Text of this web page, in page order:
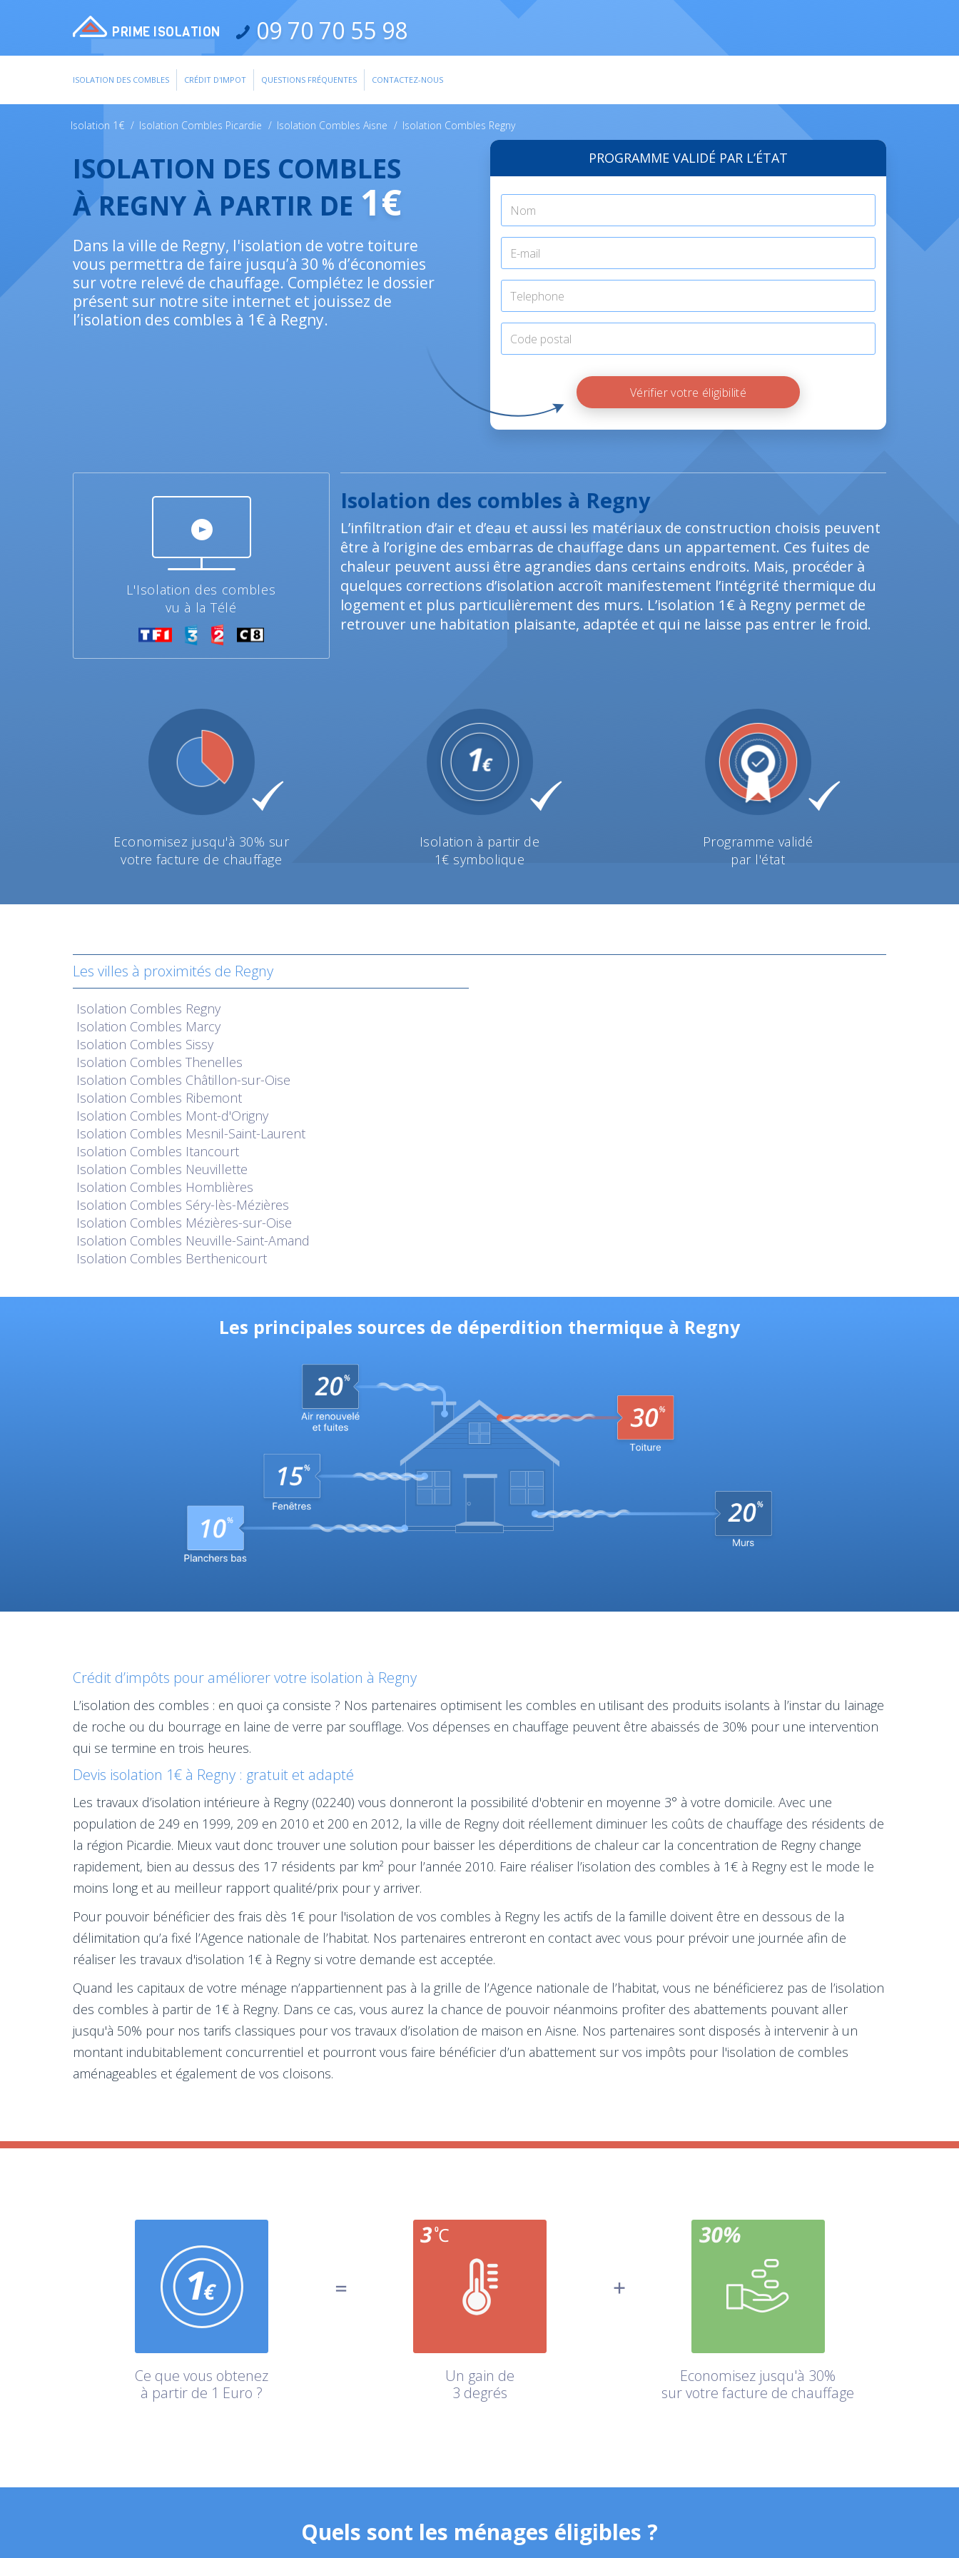
PRIME ISOLATION 09 70 70 55 98
ISOLATION DES COMBLES CRÉDIT D'IMPOT QUESTIONS FRÉQUENTES CONTACTEZ-NOUS
Isolation 1€ / Isolation Combles Picardie / Isolation Combles Aisne / Isolation Combles Regny
ISOLATION DES COMBLES
À REGNY À PARTIR DE 1€
Dans la ville de Regny, l'isolation de votre toiture
vous permettra de faire jusqu’à 30 % d’économies
sur votre relevé de chauffage. Complétez le dossier
présent sur notre site internet et jouissez de
l’isolation des combles à 1€ à Regny.
PROGRAMME VALIDÉ PAR L’ÉTAT
Vérifier votre éligibilité
L'Isolation des combles
vu à la Télé
Isolation des combles à Regny
L’infiltration d’air et d’eau et aussi les matériaux de construction choisis peuvent
être à l’origine des embarras de chauffage dans un appartement. Ces fuites de
chaleur peuvent aussi être agrandies dans certains endroits. Mais, procéder à
quelques corrections d’isolation accroît manifestement l’intégrité thermique du
logement et plus particulièrement des murs. L’isolation 1€ à Regny permet de
retrouver une habitation plaisante, adaptée et qui ne laisse pas entrer le froid.
Economisez jusqu'à 30% sur
votre facture de chauffage
Isolation à partir de
1€ symbolique
Programme validé
par l'état
Les villes à proximités de Regny
Isolation Combles Regny
Isolation Combles Marcy
Isolation Combles Sissy
Isolation Combles Thenelles
Isolation Combles Châtillon-sur-Oise
Isolation Combles Ribemont
Isolation Combles Mont-d'Origny
Isolation Combles Mesnil-Saint-Laurent
Isolation Combles Itancourt
Isolation Combles Neuvillette
Isolation Combles Homblières
Isolation Combles Séry-lès-Mézières
Isolation Combles Mézières-sur-Oise
Isolation Combles Neuville-Saint-Amand
Isolation Combles Berthenicourt
Les principales sources de déperdition thermique à Regny
Crédit d’impôts pour améliorer votre isolation à Regny
L’isolation des combles : en quoi ça consiste ? Nos partenaires optimisent les combles en utilisant des produits isolants à l’instar du lainage
de roche ou du bourrage en laine de verre par soufflage. Vos dépenses en chauffage peuvent être abaissés de 30% pour une intervention
qui se termine en trois heures.
Devis isolation 1€ à Regny : gratuit et adapté
Les travaux d’isolation intérieure à Regny (02240) vous donneront la possibilité d'obtenir en moyenne 3° à votre domicile. Avec une
population de 249 en 1999, 209 en 2010 et 200 en 2012, la ville de Regny doit réellement diminuer les coûts de chauffage des résidents de
la région Picardie. Mieux vaut donc trouver une solution pour baisser les déperditions de chaleur car la concentration de Regny change
rapidement, bien au dessus des 17 résidents par km² pour l’année 2010. Faire réaliser l’isolation des combles à 1€ à Regny est le mode le
moins long et au meilleur rapport qualité/prix pour y arriver.
Pour pouvoir bénéficier des frais dès 1€ pour l'isolation de vos combles à Regny les actifs de la famille doivent être en dessous de la
délimitation qu’a fixé l’Agence nationale de l’habitat. Nos partenaires entreront en contact avec vous pour prévoir une journée afin de
réaliser les travaux d'isolation 1€ à Regny si votre demande est acceptée.
Quand les capitaux de votre ménage n’appartiennent pas à la grille de l’Agence nationale de l’habitat, vous ne bénéficierez pas de l’isolation
des combles à partir de 1€ à Regny. Dans ce cas, vous aurez la chance de pouvoir néanmoins profiter des abattements pouvant aller
jusqu'à 50% pour nos tarifs classiques pour vos travaux d’isolation de maison en Aisne. Nos partenaires sont disposés à intervenir à un
montant indubitablement concurrentiel et pourront vous faire bénéficier d’un abattement sur vos impôts pour l'isolation de combles
aménageables et également de vos cloisons.
Ce que vous obtenez
à partir de 1 Euro ?
Un gain de
3 degrés
Economisez jusqu'à 30%
sur votre facture de chauffage
Quels sont les ménages éligibles ?